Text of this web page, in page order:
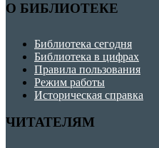
О БИБЛИОТЕКЕ
Библиотека сегодня
Библиотека в цифрах
Правила пользования
Режим работы
Историческая справка
ЧИТАТЕЛЯМ